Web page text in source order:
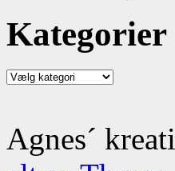
Kategorier
Kategorier
Agnes´